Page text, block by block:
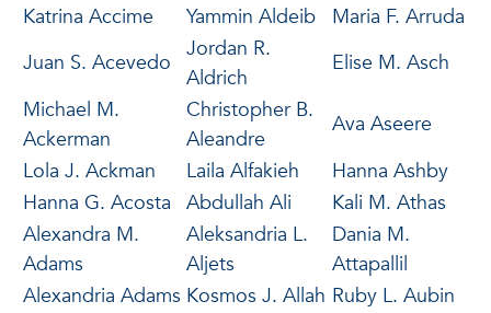
Katrina Accime
Yammin Aldeib
Maria F. Arruda
Juan S. Acevedo
Jordan R.
Aldrich
Elise M. Asch
Michael M.
Ackerman
Christopher B.
Aleandre
Ava Aseere
Lola J. Ackman
Laila Alfakieh
Hanna Ashby
Hanna G. Acosta Abdullah Ali
Kali M. Athas
Alexandra M.
Adams
Aleksandria L.
Aljets
Dania M.
Attapallil
Alexandria Adams Kosmos J. Allah Ruby L. Aubin